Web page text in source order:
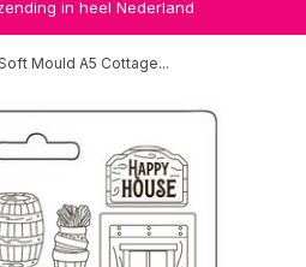
in heel Nederland
Mould A5 Cottage...